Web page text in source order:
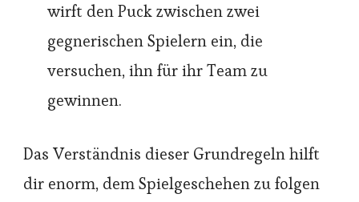
wirft den Puck zwischen zwei
gegnerischen Spielern ein, die
versuchen, ihn für ihr Team zu
gewinnen.
Das Verständnis dieser Grundregeln hilft
dir enorm, dem Spielgeschehen zu folgen